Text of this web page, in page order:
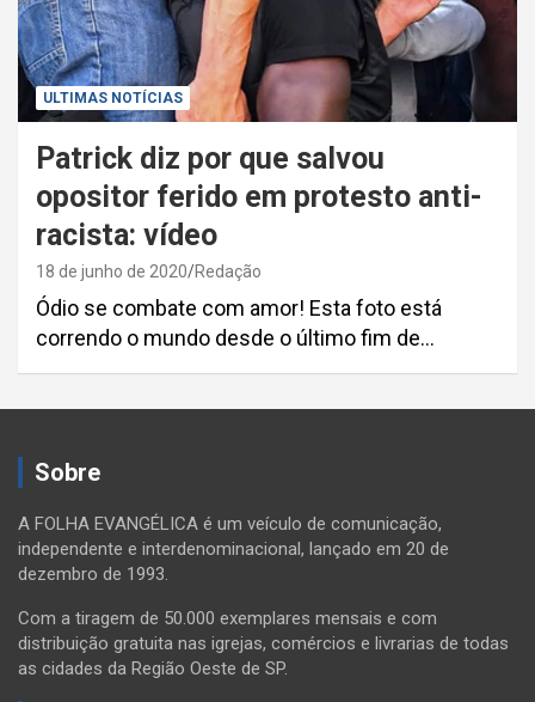
ULTIMAS NOTÍCIAS
Patrick diz por que salvou
opositor ferido em protesto anti-
racista: vídeo
18 de junho de 2020 Redação
Ódio se combate com amor! Esta foto está
correndo o mundo desde o último fim de…
Sobre
A FOLHA EVANGÉLICA é um veículo de comunicação,
independente e interdenominacional, lançado em 20 de
dezembro de 1993.
Com a tiragem de 50.000 exemplares mensais e com
distribuição gratuita nas igrejas, comércios e livrarias de todas
as cidades da Região Oeste de SP.